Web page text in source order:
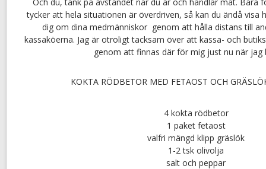
tycker att hela situationen är överdriven, så kan du ändå visa
dig om dina medmänniskor genom att hålla distans till
kassaköerna. Jag är otroligt tacksam över att kassa- och
genom att finnas där för mig just nu när jag
KOKTA RÖDBETOR MED FETAOST OCH
4 kokta rödbetor
1 paket fetaost
valfri mängd klipp gräslök
1-2 tsk olivolja
salt och peppar